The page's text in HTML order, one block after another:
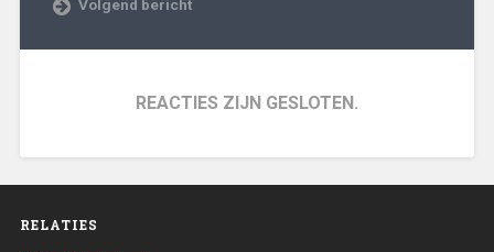
Volgend bericht
REACTIES ZIJN GESLOTEN.
RELATIES